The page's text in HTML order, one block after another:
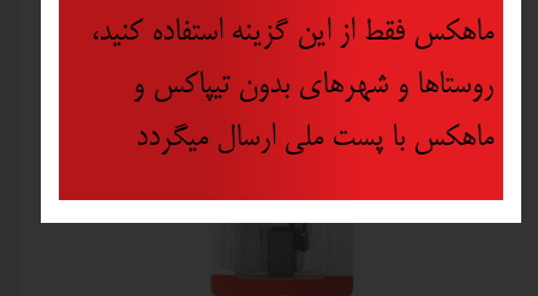
ماهکس فقط از این گزینه استفاده کنید،
روستاها و شهرهای بدون تیپاکس و
ماهکس با پست ملی ارسال میگردد